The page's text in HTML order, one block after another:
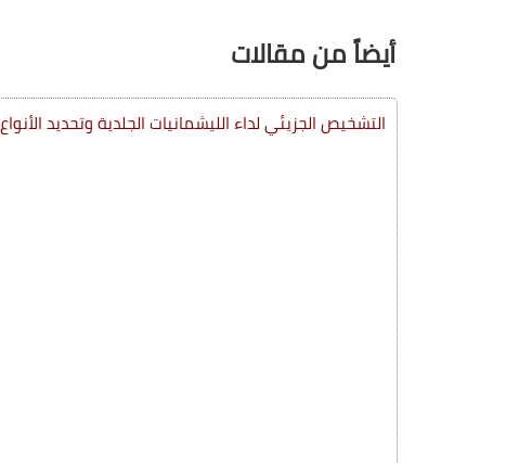
أيضاً من مقالات
التشخيص الجزيئي لداء الليشمانيات الجلدية وتحديد الأنواع